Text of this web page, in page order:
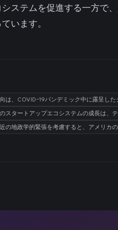
ステムを促進する一方で
います。
は、COVID-19パンデミック中に露呈し
スタートアップエコシステムの成長は、
の地政学的緊張を考慮すると、アメリカ